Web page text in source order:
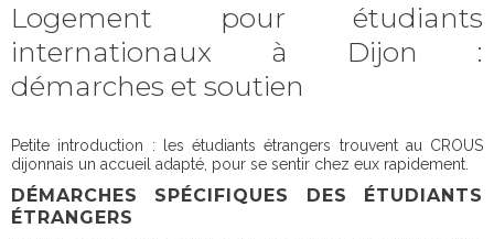
Logement pour étudiants
internationaux à Dijon :
démarches et soutien
Petite introduction : les étudiants étrangers trouvent au CROUS
dijonnais un accueil adapté, pour se sentir chez eux rapidement.
DÉMARCHES SPÉCIFIQUES DES ÉTUDIANTS
ÉTRANGERS